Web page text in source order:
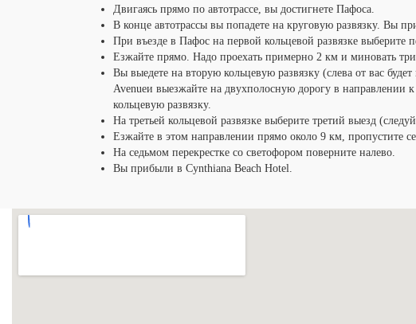
Двигаясь прямо по автотрассе, вы достигнете Пафоса.
В конце автотрассы вы попадете на круговую развязку. Вы
При въезде в Пафос на первой кольцевой развязке выберите
Езжайте прямо. Надо проехать примерно 2 км и миновать три
Вы выедете на вторую кольцевую развязку (слева от вас
Avenueи выезжайте на двухполосную дорогу в направлении
кольцевую развязку.
На третьей кольцевой развязке выберите третий выезд
Езжайте в этом направлении прямо около 9 км, пропустите
На седьмом перекрестке со светофором поверните налево.
Вы прибыли в Cynthiana Beach Hotel.